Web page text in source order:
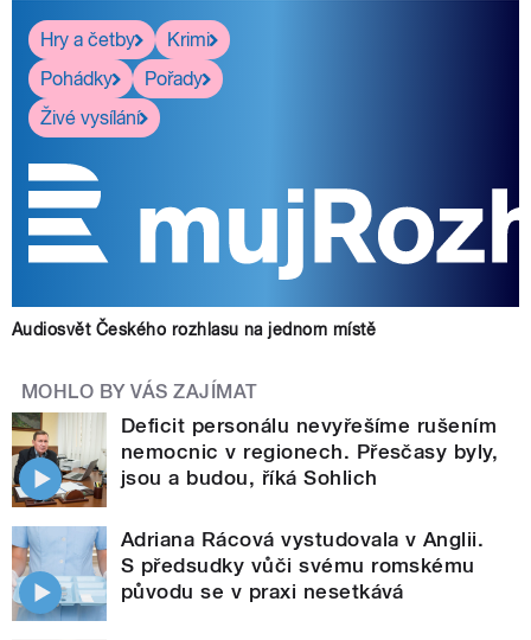
Hry a četby
Krimi
Pohádky
Pořady
Živé vysílání
Audiosvět Českého rozhlasu na jednom místě
MOHLO BY VÁS ZAJÍMAT
Deficit personálu nevyřešíme rušením
nemocnic v regionech. Přesčasy byly,
jsou a budou, říká Sohlich
Adriana Rácová vystudovala v Anglii.
S předsudky vůči svému romskému
původu se v praxi nesetkává